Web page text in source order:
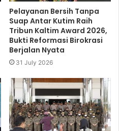
Pelayanan Bersih Tanpa
Suap Antar Kutim Raih
Tribun Kaltim Award 2026,
Bukti Reformasi Birokrasi
Berjalan Nyata
31 July 2026